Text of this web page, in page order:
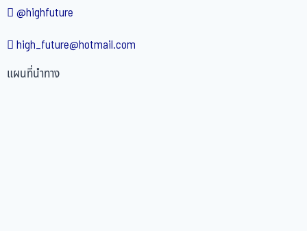
@highfuture
high_future@hotmail.com
แผนที่นำทาง